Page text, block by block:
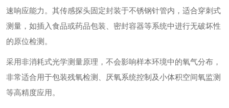
速响应能力。其传感探头固定封装于不锈钢针管内，适合穿刺式
测量，如插入食品或药品包装、密封容器等系统中进行无破坏性
的原位检测。
采用非消耗式光学测量原理，不会影响样本环境中的氧气分布，
非常适合用于包装残氧检测、厌氧系统控制及小体积空间氧监测
等高精度应用。